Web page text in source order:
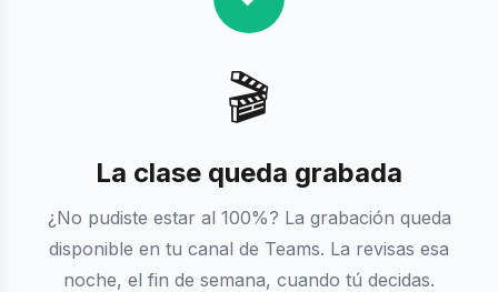
🎬
La clase queda grabada
¿No pudiste estar al 100%? La grabación queda
disponible en tu canal de Teams. La revisas esa
noche, el fin de semana, cuando tú decidas.